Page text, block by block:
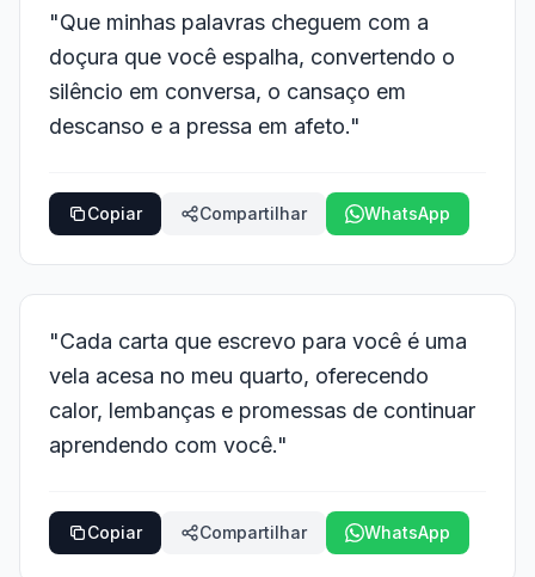
"Que minhas palavras cheguem com a
doçura que você espalha, convertendo o
silêncio em conversa, o cansaço em
descanso e a pressa em afeto."
Copiar Compartilhar WhatsApp
"Cada carta que escrevo para você é uma
vela acesa no meu quarto, oferecendo
calor, lembanças e promessas de continuar
aprendendo com você."
Copiar Compartilhar WhatsApp